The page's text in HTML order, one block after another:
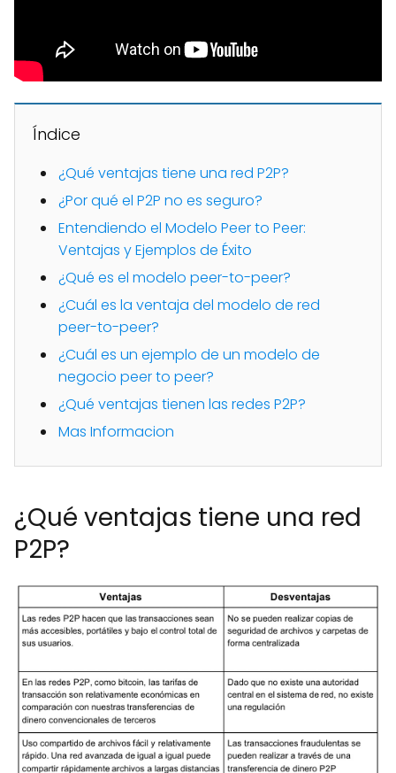
Índice
¿Qué ventajas tiene una red P2P?
¿Por qué el P2P no es seguro?
Entendiendo el Modelo Peer to Peer:
Ventajas y Ejemplos de Éxito
¿Qué es el modelo peer-to-peer?
¿Cuál es la ventaja del modelo de red
peer-to-peer?
¿Cuál es un ejemplo de un modelo de
negocio peer to peer?
¿Qué ventajas tienen las redes P2P?
Mas Informacion
¿Qué ventajas tiene una red
P2P?